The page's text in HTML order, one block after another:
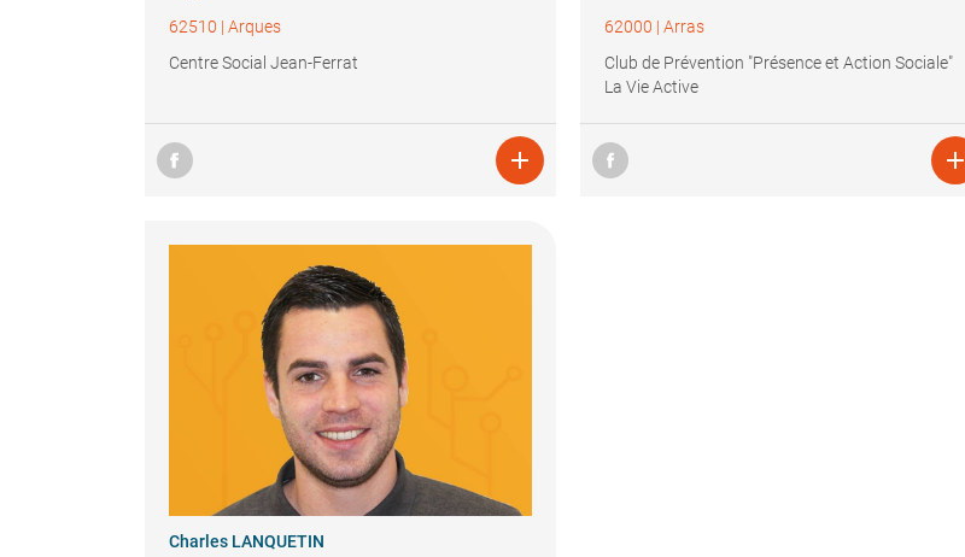
62510 | Arques
Centre Social Jean-Ferrat

62000 | Arras
Club de Prévention "Présence et Action Sociale"
La Vie Active

Charles LANQUETIN